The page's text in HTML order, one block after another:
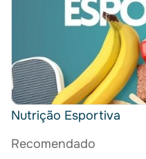
Nutrição Esportiva
Recomendado